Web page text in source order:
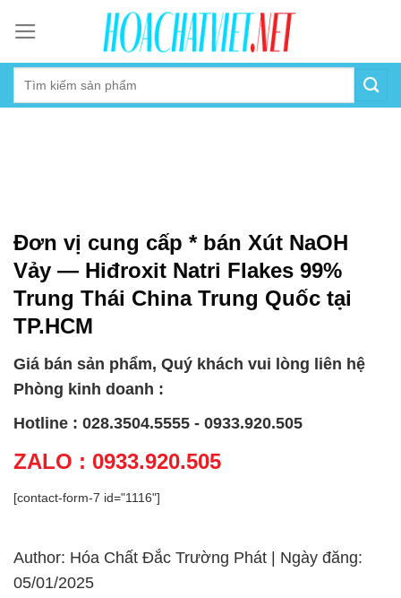
content
Đơn vị cung cấp * bán Xút NaOH
Vảy — Hiđroxit Natri Flakes 99%
Trung Thái China Trung Quốc tại
TP.HCM
Giá bán sản phẩm, Quý khách vui lòng liên hệ
Phòng kinh doanh :
Hotline : 028.3504.5555 - 0933.920.505
ZALO : 0933.920.505
[contact-form-7 id="1116"]
Author: Hóa Chất Đắc Trường Phát | Ngày đăng:
05/01/2025